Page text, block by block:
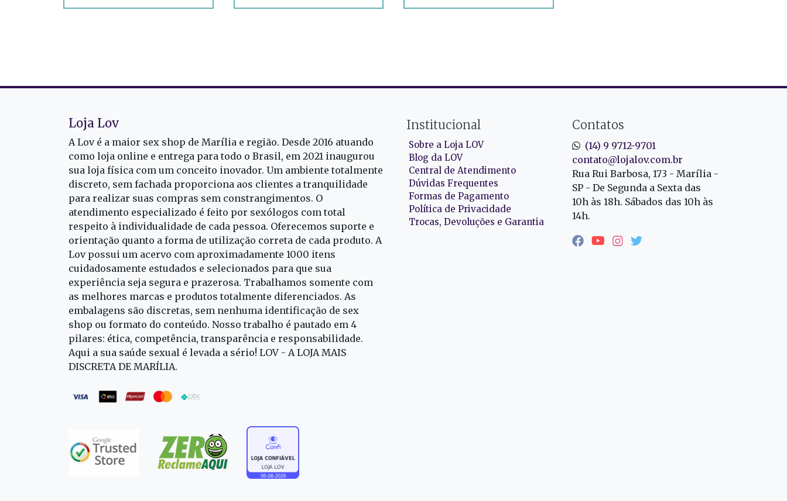
Contatos
(14) 9 9712-9701
contato@lojalov.com.br
Rua Rui Barbosa, 173 - Marília -
SP - De Segunda a Sexta das
10h às 18h. Sábados das 10h às
14h.
Institucional
Sobre a Loja LOV
Blog da LOV
Central de Atendimento
Dúvidas Frequentes
Formas de Pagamento
Política de Privacidade
Trocas, Devoluções e Garantia
Loja Lov
A Lov é a maior sex shop de Marília e região. Desde 2016 atuando
como loja online e entrega para todo o Brasil, em 2021 inaugurou
sua loja física com um conceito inovador. Um ambiente totalmente
discreto, sem fachada proporciona aos clientes a tranquilidade
para realizar suas compras sem constrangimentos. O
atendimento especializado é feito por sexólogos com total
respeito à individualidade de cada pessoa. Oferecemos suporte e
orientação quanto a forma de utilização correta de cada produto. A
Lov possui um acervo com aproximadamente 1000 itens
cuidadosamente estudados e selecionados para que sua
experiência seja segura e prazerosa. Trabalhamos somente com
as melhores marcas e produtos totalmente diferenciados. As
embalagens são discretas, sem nenhuma identificação de sex
shop ou formato do conteúdo. Nosso trabalho é pautado em 4
pilares: ética, competência, transparência e responsabilidade.
Aqui a sua saúde sexual é levada a sério! LOV - A LOJA MAIS
DISCRETA DE MARÍLIA.